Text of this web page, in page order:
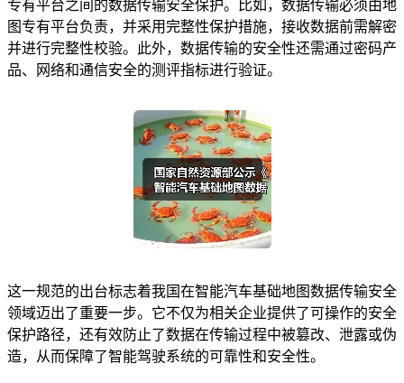
专有平台之间的数据传输安全保护。比如，数据传输必须由地
图专有平台负责，并采用完整性保护措施，接收数据前需解密
并进行完整性校验。此外，数据传输的安全性还需通过密码产
品、网络和通信安全的测评指标进行验证。
这一规范的出台标志着我国在智能汽车基础地图数据传输安全
领域迈出了重要一步。它不仅为相关企业提供了可操作的安全
保护路径，还有效防止了数据在传输过程中被篡改、泄露或伪
造，从而保障了智能驾驶系统的可靠性和安全性。